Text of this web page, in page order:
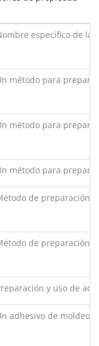
específico de la
método para
método para
método para
de preparación
de preparación
y uso de
adhesivo de moldeo